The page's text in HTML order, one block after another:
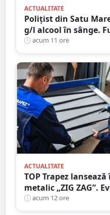
ACTUALITATE
Polițist din Satu
g/l alcool în sânge.
că circula pe
acum 11 ore
ACTUALITATE
TOP Trapez
metalic „ZIG ZAG”.
în Grădina Romei
acum 12 ore